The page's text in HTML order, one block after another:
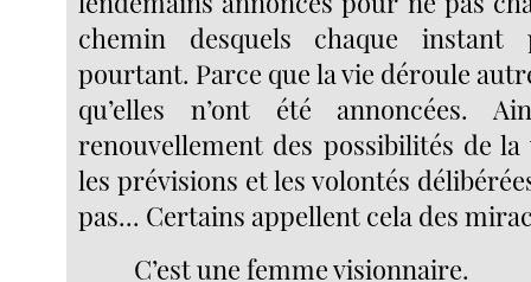
chemin desquels chaque instant
pourtant. Parce que la vie déroule
qu’elles n’ont été annoncées.
renouvellement des possibilités de la
les prévisions et les volontés
pas... Certains appellent cela des
C’est une femme visionnaire.